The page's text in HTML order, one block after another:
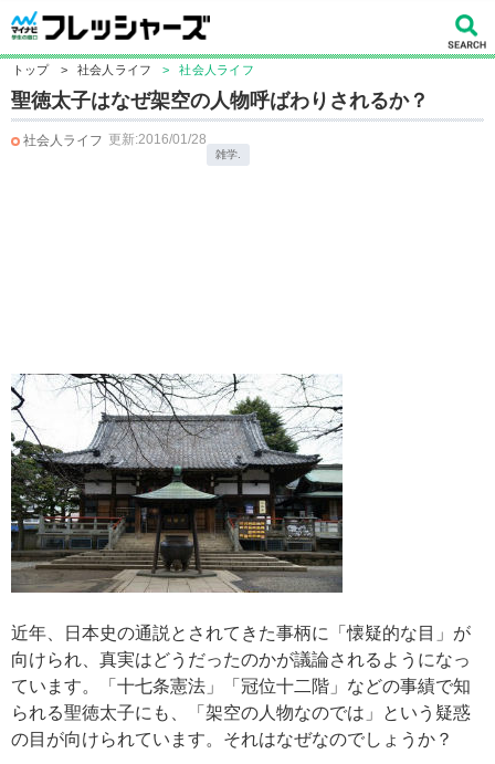
トップ > 社会人ライフ > 社会人ライフ
聖徳太子はなぜ架空の人物呼ばわりされるか？
社会人ライフ 更新:2016/01/28
雑学.
近年、日本史の通説とされてきた事柄に「懐疑的な目」が
向けられ、真実はどうだったのかが議論されるようになっ
ています。「十七条憲法」「冠位十二階」などの事績で知
られる聖徳太子にも、「架空の人物なのでは」という疑惑
の目が向けられています。それはなぜなのでしょうか？